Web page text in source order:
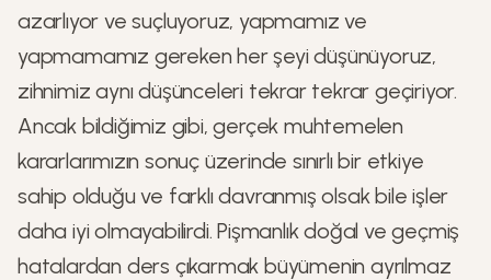
azarlıyor ve suçluyoruz, yapmamız ve
yapmamamız gereken her şeyi düşünüyoruz,
zihnimiz aynı düşünceleri tekrar tekrar geçiriyor.
Ancak bildiğimiz gibi, gerçek muhtemelen
kararlarımızın sonuç üzerinde sınırlı bir etkiye
sahip olduğu ve farklı davranmış olsak bile işler
daha iyi olmayabilirdi. Pişmanlık doğal ve geçmiş
hatalardan ders çıkarmak büyümenin ayrılmaz